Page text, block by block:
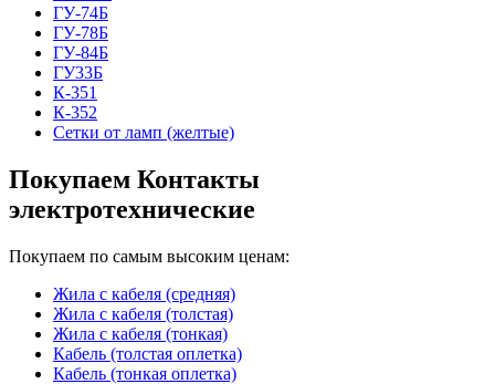
ГУ-74Б
ГУ-78Б
ГУ-84Б
ГУ33Б
К-351
К-352
Сетки от ламп (желтые)
Покупаем Контакты
электротехнические
Покупаем по самым высоким ценам:
Жила с кабеля (средняя)
Жила с кабеля (толстая)
Жила с кабеля (тонкая)
Кабель (толстая оплетка)
Кабель (тонкая оплетка)